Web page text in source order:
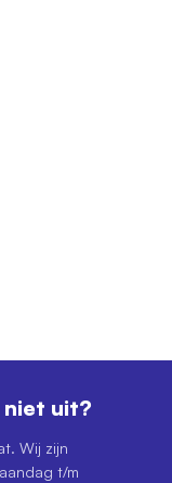
niet uit?
Wij zijn
t/m